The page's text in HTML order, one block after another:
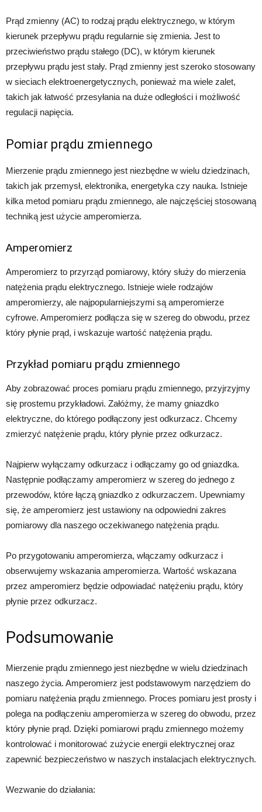
Prąd zmienny (AC) to rodzaj prądu elektrycznego, w którym
kierunek przepływu prądu regularnie się zmienia. Jest to
przeciwieństwo prądu stałego (DC), w którym kierunek
przepływu prądu jest stały. Prąd zmienny jest szeroko stosowany
w sieciach elektroenergetycznych, ponieważ ma wiele zalet,
takich jak łatwość przesyłania na duże odległości i możliwość
regulacji napięcia.
Pomiar prądu zmiennego
Mierzenie prądu zmiennego jest niezbędne w wielu dziedzinach,
takich jak przemysł, elektronika, energetyka czy nauka. Istnieje
kilka metod pomiaru prądu zmiennego, ale najczęściej stosowaną
techniką jest użycie amperomierza.
Amperomierz
Amperomierz to przyrząd pomiarowy, który służy do mierzenia
natężenia prądu elektrycznego. Istnieje wiele rodzajów
amperomierzy, ale najpopularniejszymi są amperomierze
cyfrowe. Amperomierz podłącza się w szereg do obwodu, przez
który płynie prąd, i wskazuje wartość natężenia prądu.
Przykład pomiaru prądu zmiennego
Aby zobrazować proces pomiaru prądu zmiennego, przyjrzyjmy
się prostemu przykładowi. Załóżmy, że mamy gniazdko
elektryczne, do którego podłączony jest odkurzacz. Chcemy
zmierzyć natężenie prądu, który płynie przez odkurzacz.
Najpierw wyłączamy odkurzacz i odłączamy go od gniazdka.
Następnie podłączamy amperomierz w szereg do jednego z
przewodów, które łączą gniazdko z odkurzaczem. Upewniamy
się, że amperomierz jest ustawiony na odpowiedni zakres
pomiarowy dla naszego oczekiwanego natężenia prądu.
Po przygotowaniu amperomierza, włączamy odkurzacz i
obserwujemy wskazania amperomierza. Wartość wskazana
przez amperomierz będzie odpowiadać natężeniu prądu, który
płynie przez odkurzacz.
Podsumowanie
Mierzenie prądu zmiennego jest niezbędne w wielu dziedzinach
naszego życia. Amperomierz jest podstawowym narzędziem do
pomiaru natężenia prądu zmiennego. Proces pomiaru jest prosty i
polega na podłączeniu amperomierza w szereg do obwodu, przez
który płynie prąd. Dzięki pomiarowi prądu zmiennego możemy
kontrolować i monitorować zużycie energii elektrycznej oraz
zapewnić bezpieczeństwo w naszych instalacjach elektrycznych.
Wezwanie do działania: